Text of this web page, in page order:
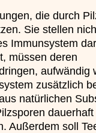
die durch
Sie stellen
Immunsystem
müssen deren
aufwändig
zusätzlich
natürlichen
Außerdem soll